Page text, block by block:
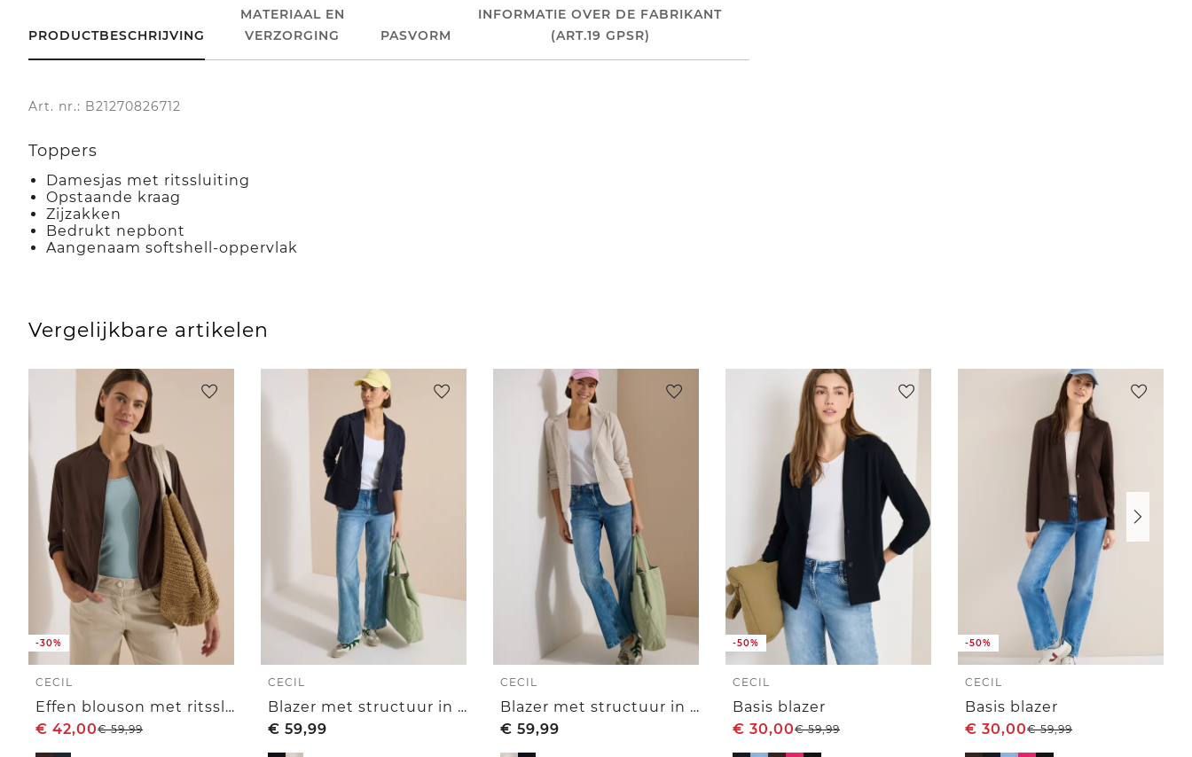
PRODUCTBESCHRIJVING
MATERIAAL EN
VERZORGING
PASVORM
INFORMATIE OVER DE FABRIKANT
(ART.19 GPSR)
Art. nr.: B21270826712
Toppers
Damesjas met ritssluiting
Opstaande kraag
Zijzakken
Bedrukt nepbont
Aangenaam softshell-oppervlak
Vergelijkbare artikelen
-30%
CECIL
Effen blouson met ritssluiting
€ 42,00€59,99
CECIL
Blazer met structuur in effen kleur
€ 59,99
CECIL
Blazer met structuur in effen kleur
€ 59,99
-50%
CECIL
Basis blazer
€ 30,00€59,99
-50%
CECIL
Basis blazer
€ 30,00€59,99